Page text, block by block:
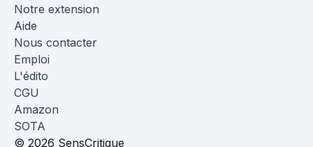
Notre extension
Aide
Nous contacter
Emploi
L'édito
CGU
Amazon
SOTA
© 2026 SensCritique